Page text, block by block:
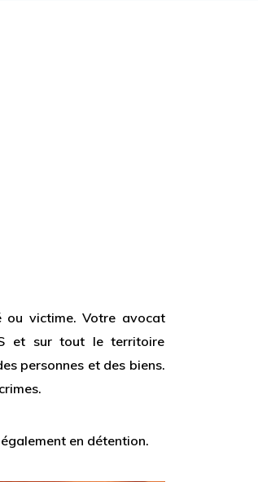
ou victime. Votre avocat
et sur tout le territoire
personnes et des biens.
en détention.